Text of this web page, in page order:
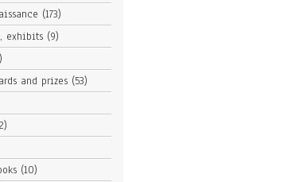
(173)
exhibits(9)
and prizes(53)
(10)